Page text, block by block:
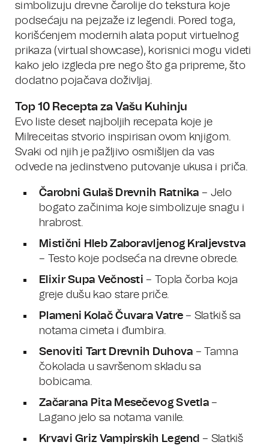
simbolizuju drevne čarolije do tekstura koje
podsećaju na pejzaže iz legendi. Pored toga,
korišćenjem modernih alata poput virtuelnog
prikaza (virtual showcase), korisnici mogu videti
kako jelo izgleda pre nego što ga pripreme, što
dodatno pojačava doživljaj.
Top 10 Recepta za Vašu Kuhinju
Evo liste deset najboljih recepata koje je
Milreceitas stvorio inspirisan ovom knjigom.
Svaki od njih je pažljivo osmišljen da vas
odvede na jedinstveno putovanje ukusa i priča.
Čarobni Gulaš Drevnih Ratnika – Jelo
bogato začinima koje simbolizuje snagu i
hrabrost.
Mistični Hleb Zaboravljenog Kraljevstva
– Testo koje podseća na drevne obrede.
Elixir Supa Večnosti – Topla čorba koja
greje dušu kao stare priče.
Plameni Kolač Čuvara Vatre– Slatkiš sa
notama cimeta i đumbira.
Senoviti Tart Drevnih Duhova – Tamna
čokolada u savršenom skladu sa
bobicama.
Začarana Pita Mesečevog Svetla –
Lagano jelo sa notama vanile.
Krvavi Griz Vampirskih Legend – Slatkiš